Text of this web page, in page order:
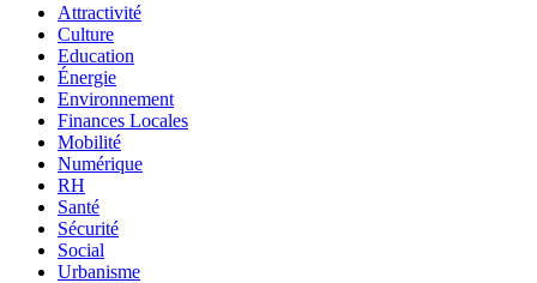
Attractivité
Culture
Education
Énergie
Environnement
Finances Locales
Mobilité
Numérique
RH
Santé
Sécurité
Social
Urbanisme